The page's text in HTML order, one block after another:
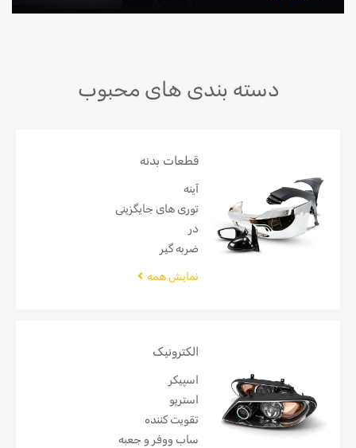
دسته بندی های محبوب
قطعات بدنه
آینه
توری های جایگزینی
در
ضربه گیر
نمایش همه
الکترونیک
اسپیکر
استریو
تقویت کننده
ساب ووفر و جعبه